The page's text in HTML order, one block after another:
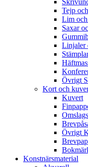
Tejp
Lim
Saxar
Linjaler
Övrigt
Kort och
Kuvert
Övrigt
Konstnärsmaterial